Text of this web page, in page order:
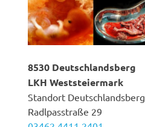
8530 Deutschlandsberg
LKH Weststeiermark
Standort Deutschlandsberg
Radlpasstraße 29